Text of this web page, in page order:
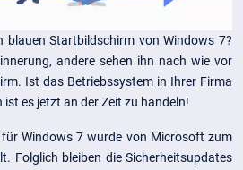
blauen Startbildschirm von Windows 7?
andere sehen ihn nach wie vor
Ist das Betriebssystem in Ihrer Firma
es jetzt an der Zeit zu handeln!
für Windows 7 wurde von Microsoft zum
Folglich bleiben die Sicherheitsupdates